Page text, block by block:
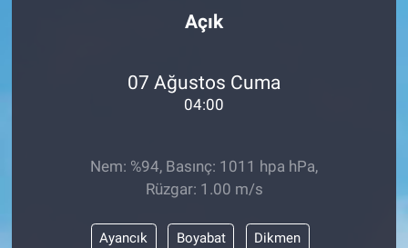
Açık
07 Ağustos Cuma
04:00
Nem: %94, Basınç: 1011 hpa hPa,
Rüzgar: 1.00 m/s
Ayancık Boyabat Dikmen